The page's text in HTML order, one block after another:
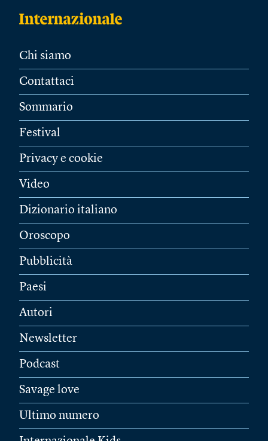
Chi siamo
Contattaci
Sommario
Festival
Privacy e cookie
Video
Dizionario italiano
Oroscopo
Pubblicità
Paesi
Autori
Newsletter
Podcast
Savage love
Ultimo numero